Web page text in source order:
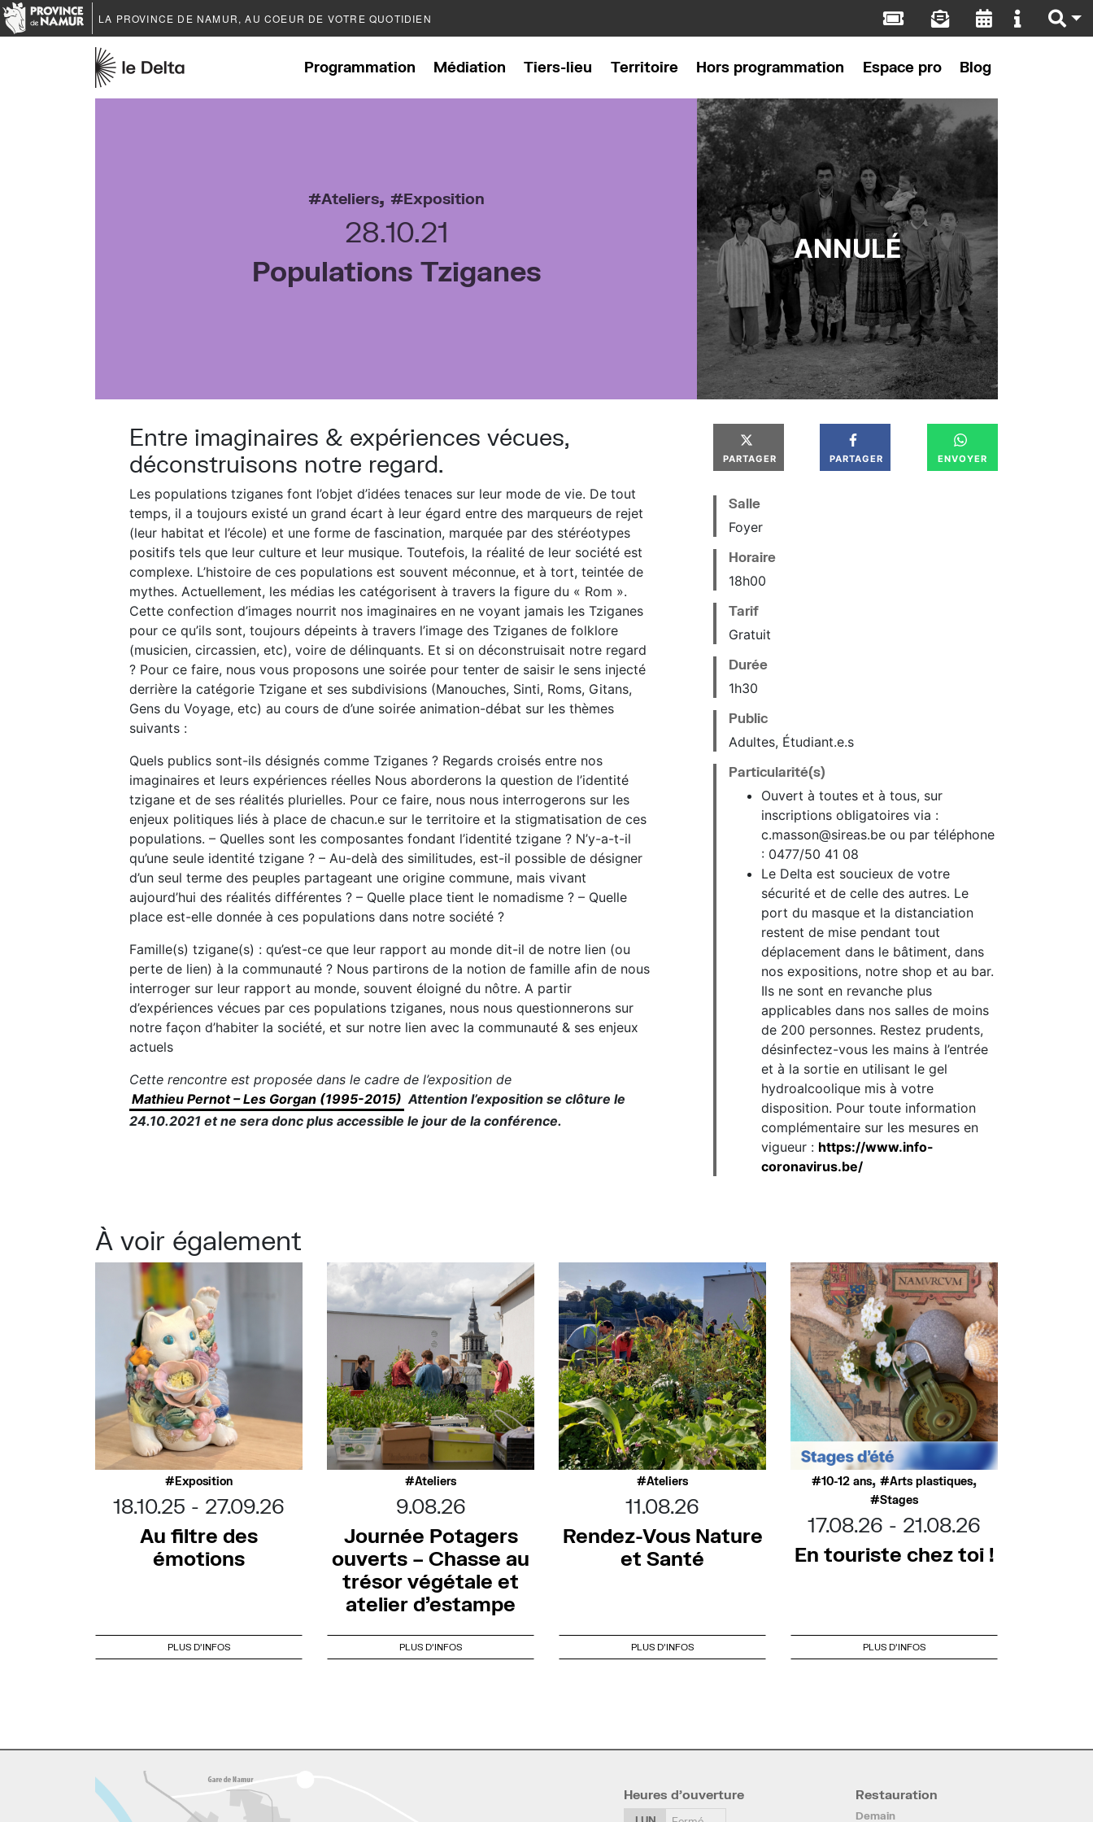
LA PROVINCE DE NAMUR, AU COEUR DE VOTRE QUOTIDIEN
Programmation Médiation Tiers-lieu Territoire Hors programmation Espace pro Blog
Ateliers, Exposition
28.10.21
Populations Tziganes
ANNULÉ
Entre imaginaires & expériences vécues,
déconstruisons notre regard.
Les populations tziganes font l’objet d’idées tenaces sur leur mode de vie. De tout
temps, il a toujours existé un grand écart à leur égard entre des marqueurs de rejet
(leur habitat et l’école) et une forme de fascination, marquée par des stéréotypes
positifs tels que leur culture et leur musique. Toutefois, la réalité de leur société est
complexe. L’histoire de ces populations est souvent méconnue, et à tort, teintée de
mythes. Actuellement, les médias les catégorisent à travers la figure du « Rom ».
Cette confection d’images nourrit nos imaginaires en ne voyant jamais les Tziganes
pour ce qu’ils sont, toujours dépeints à travers l’image des Tziganes de folklore
(musicien, circassien, etc), voire de délinquants. Et si on déconstruisait notre regard
? Pour ce faire, nous vous proposons une soirée pour tenter de saisir le sens injecté
derrière la catégorie Tzigane et ses subdivisions (Manouches, Sinti, Roms, Gitans,
Gens du Voyage, etc) au cours de d’une soirée animation-débat sur les thèmes
suivants :
Quels publics sont-ils désignés comme Tziganes ? Regards croisés entre nos
imaginaires et leurs expériences réelles Nous aborderons la question de l’identité
tzigane et de ses réalités plurielles. Pour ce faire, nous nous interrogerons sur les
enjeux politiques liés à place de chacun.e sur le territoire et la stigmatisation de ces
populations. – Quelles sont les composantes fondant l’identité tzigane ? N’y-a-t-il
qu’une seule identité tzigane ? – Au-delà des similitudes, est-il possible de désigner
d’un seul terme des peuples partageant une origine commune, mais vivant
aujourd’hui des réalités différentes ? – Quelle place tient le nomadisme ? – Quelle
place est-elle donnée à ces populations dans notre société ?
Famille(s) tzigane(s) : qu’est-ce que leur rapport au monde dit-il de notre lien (ou
perte de lien) à la communauté ? Nous partirons de la notion de famille afin de nous
interroger sur leur rapport au monde, souvent éloigné du nôtre. A partir
d’expériences vécues par ces populations tziganes, nous nous questionnerons sur
notre façon d’habiter la société, et sur notre lien avec la communauté & ses enjeux
actuels
Cette rencontre est proposée dans le cadre de l’exposition de
Mathieu Pernot – Les Gorgan (1995-2015) Attention l’exposition se clôture le
24.10.2021 et ne sera donc plus accessible le jour de la conférence.
PARTAGER PARTAGER ENVOYER
Salle
Foyer
Horaire
18h00
Tarif
Gratuit
Durée
1h30
Public
Adultes, Étudiant.e.s
Particularité(s)
Ouvert à toutes et à tous, sur
inscriptions obligatoires via :
c.masson@sireas.be ou par téléphone
: 0477/50 41 08
Le Delta est soucieux de votre
sécurité et de celle des autres. Le
port du masque et la distanciation
restent de mise pendant tout
déplacement dans le bâtiment, dans
nos expositions, notre shop et au bar.
Ils ne sont en revanche plus
applicables dans nos salles de moins
de 200 personnes. Restez prudents,
désinfectez-vous les mains à l’entrée
et à la sortie en utilisant le gel
hydroalcoolique mis à votre
disposition. Pour toute information
complémentaire sur les mesures en
vigueur : https://www.info-
coronavirus.be/
À voir également
Exposition
18.10.25
27.09.26
Au filtre des
émotions
PLUS D'INFOS
Ateliers
9.08.26
Journée Potagers
ouverts – Chasse au
trésor végétale et
atelier d’estampe
PLUS D'INFOS
Ateliers
11.08.26
Rendez-Vous Nature
et Santé
PLUS D'INFOS
10-12 ans, Arts plastiques,
Stages
17.08.26
21.08.26
En touriste chez toi !
PLUS D'INFOS
Heures d’ouverture Restauration
Demain